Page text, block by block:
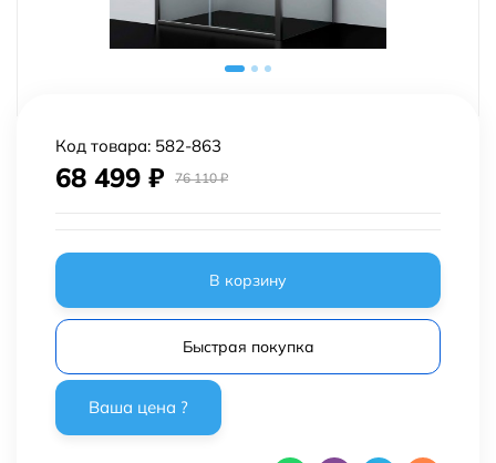
Код товара: 582-863
68 499 ₽ 76 110₽
В корзину
Быстрая покупка